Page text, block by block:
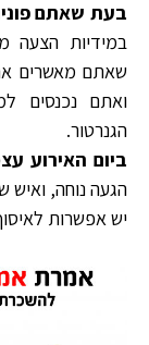
בעת שאתם
במידיות הצעה
שאתם מאשרים
ואתם נכנסים
הגנרטור.
ביום האירוע
הגעה נוחה, ואיש
יש אפשרות